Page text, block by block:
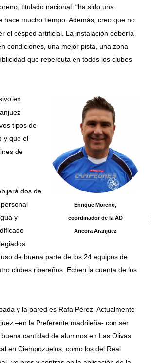
titulado nacional: “ha sido una
hace mucho tiempo. Además, creo que no
el césped artificial. La instalación debería
condiciones, una mejor pista, una zona
que repercuta en todos los clubes
Enrique Moreno,
coordinador de la AD
Ancora Aranjuez
en
tipos de
y que el
de
dos de
y
de buena parte de los 24 equipos de
clubes ribereños. Echen la cuenta de los
y la pared es Rafa Pérez. Actualmente
–en la Preferente madrileña- con ser
cantidad de alumnos en Las Olivas.
en Ciempozuelos, como los del Real